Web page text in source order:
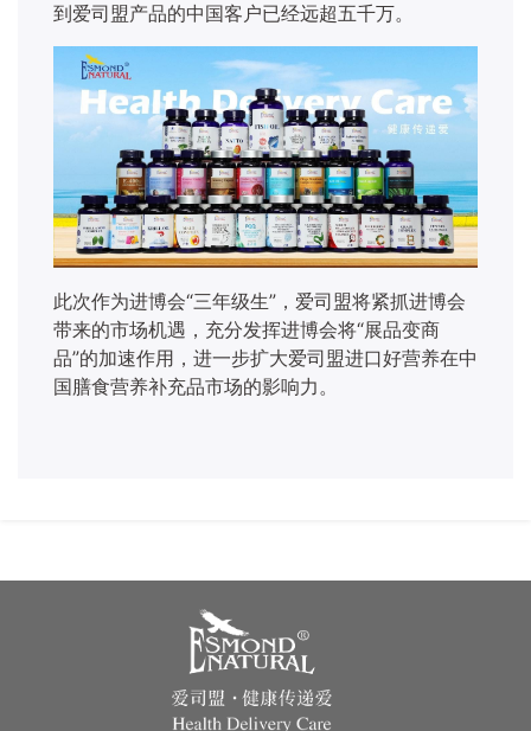
到爱司盟产品的中国客户已经远超五千万。
此次作为进博会“三年级生”，爱司盟将紧抓进博会
带来的市场机遇，充分发挥进博会将“展品变商
品”的加速作用，进一步扩大爱司盟进口好营养在中
国膳食营养补充品市场的影响力。